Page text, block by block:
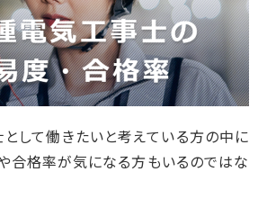
して働きたいと考えている方の中に
合格率が気になる方もいるのではな